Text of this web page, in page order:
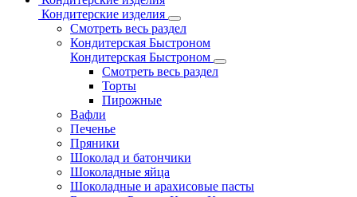
Кондитерские изделия
Смотреть весь раздел
Кондитерская Быстроном
Кондитерская Быстроном
Смотреть весь раздел
Торты
Пирожные
Вафли
Печенье
Пряники
Шоколад и батончики
Шоколадные яйца
Шоколадные и арахисовые пасты